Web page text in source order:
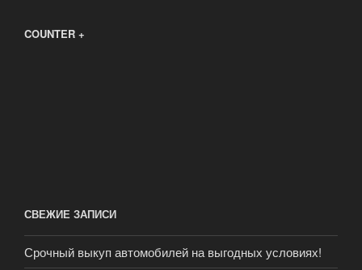
COUNTER +
СВЕЖИЕ ЗАПИСИ
Срочный выкуп автомобилей на выгодных условиях!